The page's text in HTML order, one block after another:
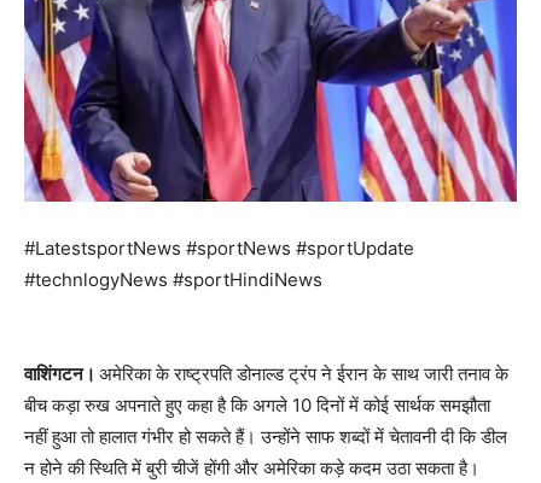
#LatestsportNews #sportNews #sportUpdate
#technlogyNews #sportHindiNews
वाशिंगटन। अमेरिका के राष्ट्रपति डोनाल्ड ट्रंप ने ईरान के साथ जारी तनाव के
बीच कड़ा रुख अपनाते हुए कहा है कि अगले 10 दिनों में कोई सार्थक समझौता
नहीं हुआ तो हालात गंभीर हो सकते हैं। उन्होंने साफ शब्दों में चेतावनी दी कि डील
न होने की स्थिति में बुरी चीजें होंगी और अमेरिका कड़े कदम उठा सकता है।